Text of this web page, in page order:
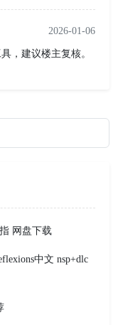
2026-01-06
，建议楼主复核。
网盘下载
中文 nsp+dlc